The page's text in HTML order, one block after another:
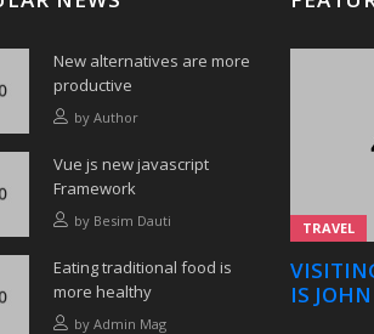
New alternatives are more
productive
by Author
Vue js new javascript
Framework
by Besim Dauti
Eating traditional food is
more healthy
by Admin Mag
TRAVEL
IS